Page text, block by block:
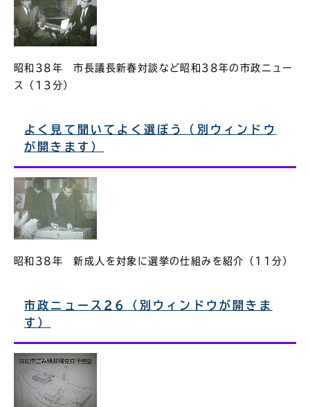
昭和38年 市長議長新春対談など昭和38年の市政ニュー
ス（13分）
よく見て聞いてよく選ぼう（別ウィンドウ
が開きます）
昭和38年 新成人を対象に選挙の仕組みを紹介（11分）
市政ニュース26（別ウィンドウが開きま
す）